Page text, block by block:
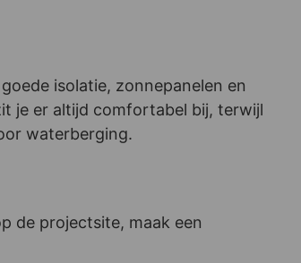
isolatie, zonnepanelen en
je er altijd comfortabel bij, terwijl
waterberging.
de projectsite, maak een